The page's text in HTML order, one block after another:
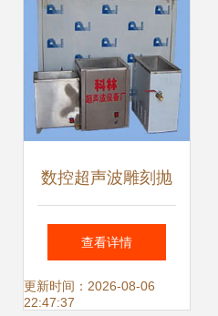
数控超声波雕刻抛
光复合加工 佛山科
林超声设备厂的创
查看详情
更新时间：2026-08-06
22:47:37